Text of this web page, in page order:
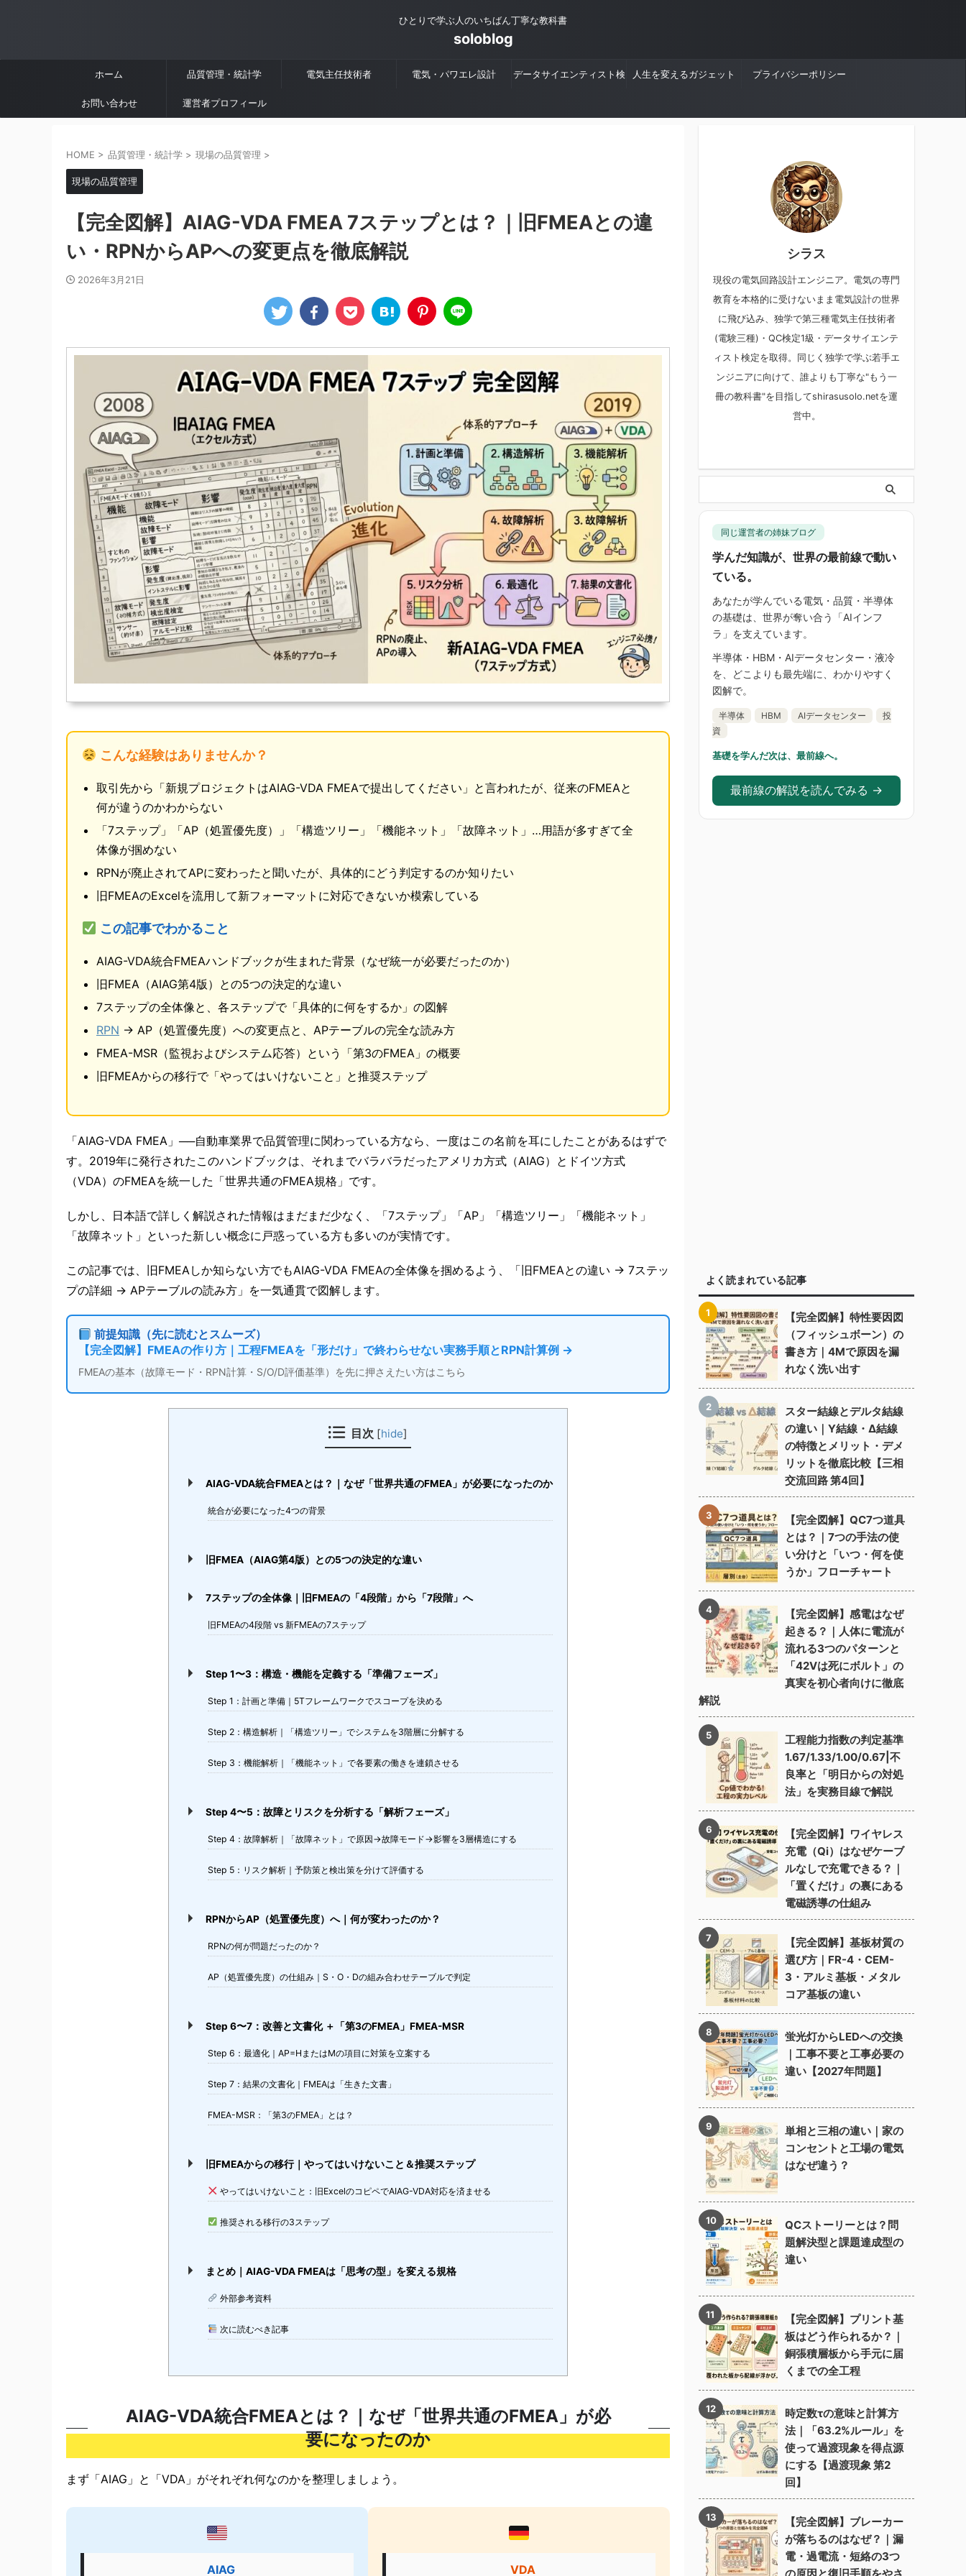
ひとりで学ぶ人のいちばん丁寧な教科書
soloblog
ホーム 品質管理・統計学 電気主任技術者 電気・パワエレ設計 データサイエンティスト検 人生を変えるガジェット プライバシーポリシー
お問い合わせ 運営者プロフィール
HOME > 品質管理・統計学 > 現場の品質管理 >
現場の品質管理
【完全図解】AIAG-VDA FMEA 7ステップとは？｜旧FMEAとの違
い・RPNからAPへの変更点を徹底解説
2026年3月21日
こんな経験はありませんか？
取引先から「新規プロジェクトはAIAG-VDA FMEAで提出してください」と言われたが、従来のFMEAと
何が違うのかわからない
「7ステップ」「AP（処置優先度）」「構造ツリー」「機能ネット」「故障ネット」…用語が多すぎて全
体像が掴めない
RPNが廃止されてAPに変わったと聞いたが、具体的にどう判定するのか知りたい
旧FMEAのExcelを流用して新フォーマットに対応できないか模索している
この記事でわかること
AIAG-VDA統合FMEAハンドブックが生まれた背景（なぜ統一が必要だったのか）
旧FMEA（AIAG第4版）との5つの決定的な違い
7ステップの全体像と、各ステップで「具体的に何をするか」の図解
RPN → AP（処置優先度）への変更点と、APテーブルの完全な読み方
FMEA-MSR（監視およびシステム応答）という「第3のFMEA」の概要
旧FMEAからの移行で「やってはいけないこと」と推奨ステップ
「AIAG-VDA FMEA」──自動車業界で品質管理に関わっている方なら、一度はこの名前を耳にしたことがあるはずで
す。2019年に発行されたこのハンドブックは、それまでバラバラだったアメリカ方式（AIAG）とドイツ方式
（VDA）のFMEAを統一した「世界共通のFMEA規格」です。
しかし、日本語で詳しく解説された情報はまだまだ少なく、「7ステップ」「AP」「構造ツリー」「機能ネット」
「故障ネット」といった新しい概念に戸惑っている方も多いのが実情です。
この記事では、旧FMEAしか知らない方でもAIAG-VDA FMEAの全体像を掴めるよう、「旧FMEAとの違い → 7ステッ
プの詳細 → APテーブルの読み方」を一気通貫で図解します。
前提知識（先に読むとスムーズ）
【完全図解】FMEAの作り方｜工程FMEAを「形だけ」で終わらせない実務手順とRPN計算例 →
FMEAの基本（故障モード・RPN計算・S/O/D評価基準）を先に押さえたい方はこちら
目次 [hide]
AIAG-VDA統合FMEAとは？｜なぜ「世界共通のFMEA」が必要になったのか
統合が必要になった4つの背景
旧FMEA（AIAG第4版）との5つの決定的な違い
7ステップの全体像｜旧FMEAの「4段階」から「7段階」へ
旧FMEAの4段階 vs 新FMEAの7ステップ
Step 1〜3：構造・機能を定義する「準備フェーズ」
Step 1：計画と準備｜5Tフレームワークでスコープを決める
Step 2：構造解析｜「構造ツリー」でシステムを3階層に分解する
Step 3：機能解析｜「機能ネット」で各要素の働きを連鎖させる
Step 4〜5：故障とリスクを分析する「解析フェーズ」
Step 4：故障解析｜「故障ネット」で原因→故障モード→影響を3層構造にする
Step 5：リスク解析｜予防策と検出策を分けて評価する
RPNからAP（処置優先度）へ｜何が変わったのか？
RPNの何が問題だったのか？
AP（処置優先度）の仕組み｜S・O・Dの組み合わせテーブルで判定
Step 6〜7：改善と文書化 ＋「第3のFMEA」FMEA-MSR
Step 6：最適化｜AP=HまたはMの項目に対策を立案する
Step 7：結果の文書化｜FMEAは「生きた文書」
FMEA-MSR：「第3のFMEA」とは？
旧FMEAからの移行｜やってはいけないこと＆推奨ステップ
やってはいけないこと：旧ExcelのコピペでAIAG-VDA対応を済ませる
推奨される移行の3ステップ
まとめ｜AIAG-VDA FMEAは「思考の型」を変える規格
外部参考資料
次に読むべき記事
AIAG-VDA統合FMEAとは？｜なぜ「世界共通のFMEA」が必
要になったのか
まず「AIAG」と「VDA」がそれぞれ何なのかを整理しましょう。
AIAG VDA
シラス
現役の電気回路設計エンジニア。電気の専門
教育を本格的に受けないまま電気設計の世界
に飛び込み、独学で第三種電気主任技術者
(電験三種)・QC検定1級・データサイエンテ
ィスト検定を取得。同じく独学で学ぶ若手エ
ンジニアに向けて、誰よりも丁寧な"もう一
冊の教科書"を目指してshirasusolo.netを運
営中。
同じ運営者の姉妹ブログ
学んだ知識が、世界の最前線で動い
ている。
あなたが学んでいる電気・品質・半導体
の基礎は、世界が奪い合う「AIインフ
ラ」を支えています。
半導体・HBM・AIデータセンター・液冷
を、どこよりも最先端に、わかりやすく
図解で。
半導体 HBM AIデータセンター
投
資
基礎を学んだ次は、最前線へ。
最前線の解説を読んでみる →
よく読まれている記事
【完全図解】特性要因図
（フィッシュボーン）の
書き方｜4Mで原因を漏
れなく洗い出す
スター結線とデルタ結線
の違い｜Y結線・Δ結線
の特徴とメリット・デメ
リットを徹底比較【三相
交流回路 第4回】
【完全図解】QC7つ道具
とは？｜7つの手法の使
い分けと「いつ・何を使
うか」フローチャート
【完全図解】感電はなぜ
起きる？｜人体に電流が
流れる3つのパターンと
「42Vは死にボルト」の
真実を初心者向けに徹底
解説
工程能力指数の判定基準
1.67/1.33/1.00/0.67|不
良率と「明日からの対処
法」を実務目線で解説
【完全図解】ワイヤレス
充電（Qi）はなぜケーブ
ルなしで充電できる？｜
「置くだけ」の裏にある
電磁誘導の仕組み
【完全図解】基板材質の
選び方｜FR-4・CEM-
3・アルミ基板・メタル
コア基板の違い
蛍光灯からLEDへの交換
｜工事不要と工事必要の
違い【2027年問題】
単相と三相の違い｜家の
コンセントと工場の電気
はなぜ違う？
QCストーリーとは？問
題解決型と課題達成型の
違い
【完全図解】プリント基
板はどう作られるか？｜
銅張積層板から手元に届
くまでの全工程
時定数τの意味と計算方
法｜「63.2%ルール」を
使って過渡現象を得点源
にする【過渡現象 第2
回】
【完全図解】ブレーカー
が落ちるのはなぜ？｜漏
電・過電流・短絡の3つ